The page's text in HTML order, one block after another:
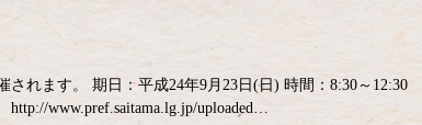
れます。 期日：平成24年9月23日(日) 時間：8:30～12:30
www.pref.saitama.lg.jp/uploaded…